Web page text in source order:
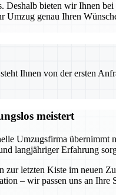
Deshalb bieten wir Ihnen
genau Ihren
Ihnen von der ersten
meistert
Umzugsfirma
langjähriger Erfahrung
letzten Kiste im neuen
– wir passen uns an